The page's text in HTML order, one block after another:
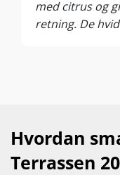
med citrus og
retning. De
rundere tyske
Riesling,
mad.
Hvordan
Terrassen